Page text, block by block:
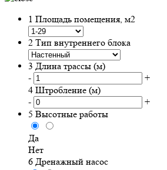
1 Площадь помещения, м2
2 Тип внутреннего блока
3 Длина трассы (м)
-
+
4 Штробление (м)
-
+
5 Высотные работы
Да
Нет
6 Дренажный насос